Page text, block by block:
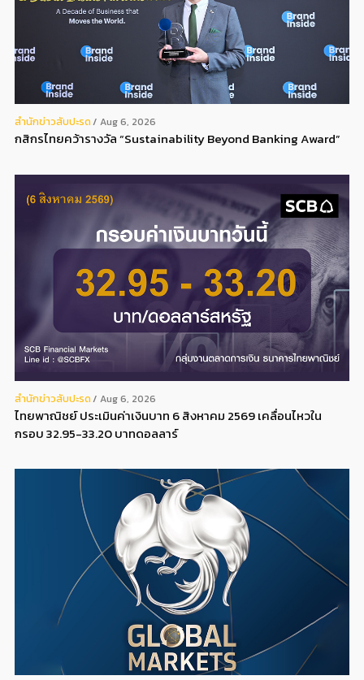
สํานักข่าวสับปะรด Aug 6, 2026
กสิกรไทยคว้ารางวัล “Sustainability Beyond Banking Award”
สํานักข่าวสับปะรด Aug 6, 2026
ไทยพาณิชย์ ประเมินค่าเงินบาท 6 สิงหาคม 2569 เคลื่อนไหวใน
กรอบ 32.95-33.20 บาทดอลลาร์